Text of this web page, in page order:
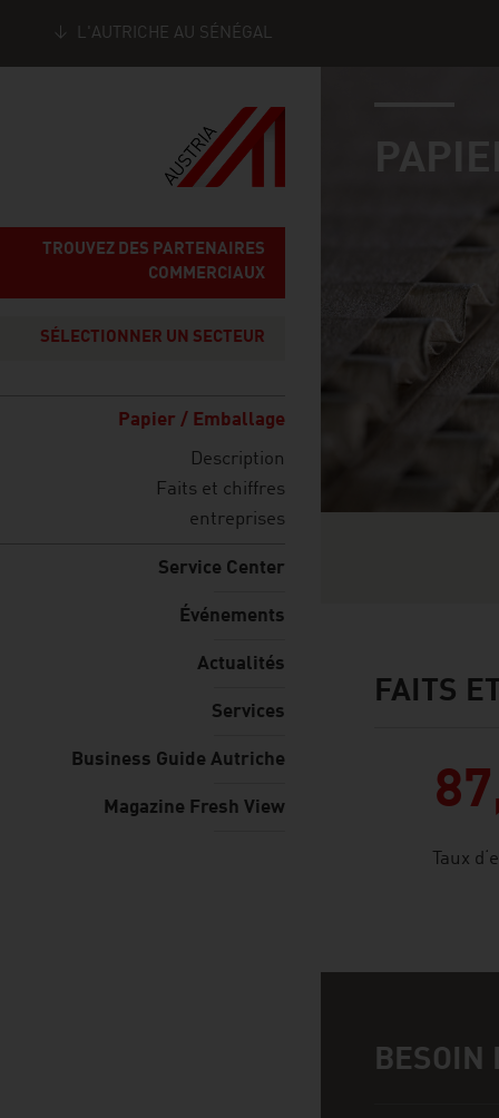
L'AUTRICHE AU SÉNÉGAL
TROUVEZ DES PARTENAIRES
COMMERCIAUX
SÉLECTIONNER UN SECTEUR
Papier / Emballage
Description
Faits et chiffres
entreprises
Service Center
Événements
Actualités
Services
Business Guide Autriche
Magazine Fresh View
facts & figures
FAITS
Taux
Assistance et
BESOIN